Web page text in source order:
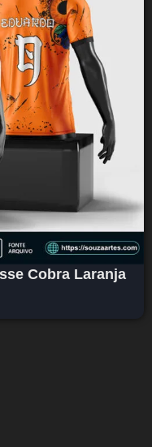
Cobra Laranja